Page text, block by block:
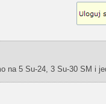
na 5 Su-24, 3 Su-30 SM i